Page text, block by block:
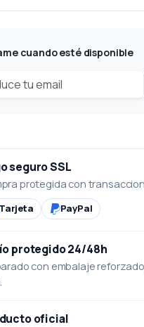
cuando esté disponible
seguro SSL
protegida con
PayPal
protegido 24/48h
con embalaje
oficial